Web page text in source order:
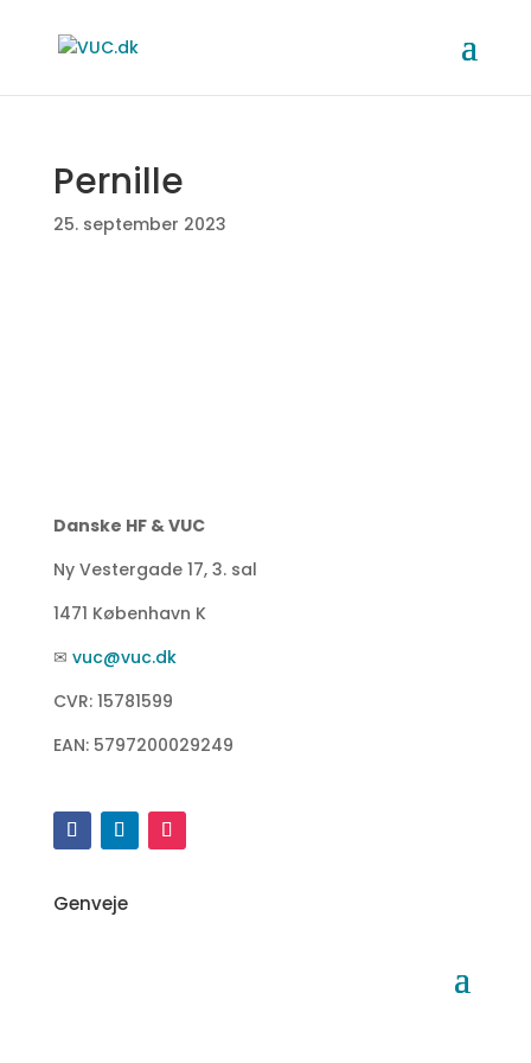
Pernille
25. september 2023
Danske HF & VUC
Ny Vestergade 17, 3. sal
1471 København K
✉ vuc@vuc.dk
CVR: 15781599
EAN: 5797200029249
Genveje